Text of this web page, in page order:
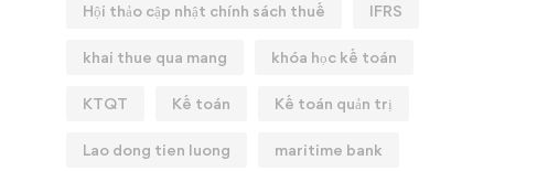
Hội thảo cập nhật chính sách thuế IFRS
khai thue qua mang khóa học kế toán
KTQT Kế toán Kế toán quản trị
Lao dong tien luong maritime bank